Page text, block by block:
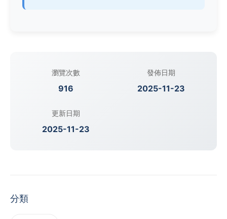
瀏覽次數
916
發佈日期
2025-11-23
更新日期
2025-11-23
分類